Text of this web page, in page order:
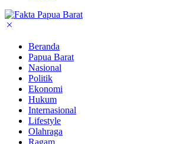
Beranda
Papua Barat
Nasional
Politik
Ekonomi
Hukum
Internasional
Lifestyle
Olahraga
Ragam